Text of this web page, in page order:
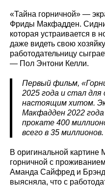
«Тайна горничной» —
Фриды Макфадден.
которая устраивается в
даже видеть свою
работодательницу
— Пол Энтони Келли.
Первый фильм,
2025 года и стал для
настоящим хитом.
Макфадден 2022
прокате 400
всего в 35 миллионов.
В оригинальной картине
горничной с
Аманда Сайфред и
выясняла, что с